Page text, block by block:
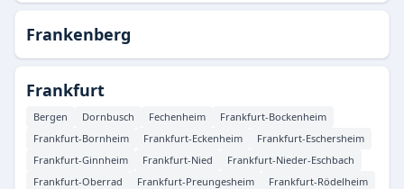
Frankenberg
Frankfurt
Bergen Dornbusch Fechenheim
Frankfurt-Bockenheim
Frankfurt-Bornheim
Frankfurt-Eckenheim
Frankfurt-Eschersheim
Frankfurt-Ginnheim
Frankfurt-Nied
Frankfurt-Nieder-Eschbach
Frankfurt-Oberrad
Frankfurt-Preungesheim
Frankfurt-Rödelheim